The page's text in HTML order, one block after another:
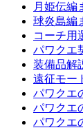
月姫伝編
球炎島編
コーチ用
パワクエ
装備品解
遠征モー
パワクエ
パワクエ
パワクエ